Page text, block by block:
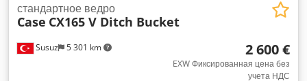
Susuz 5 301 km
стандартное ведро
Case CX165 V Ditch Bucket
2 600 €
EXW Фиксированная цена без
учета НДС